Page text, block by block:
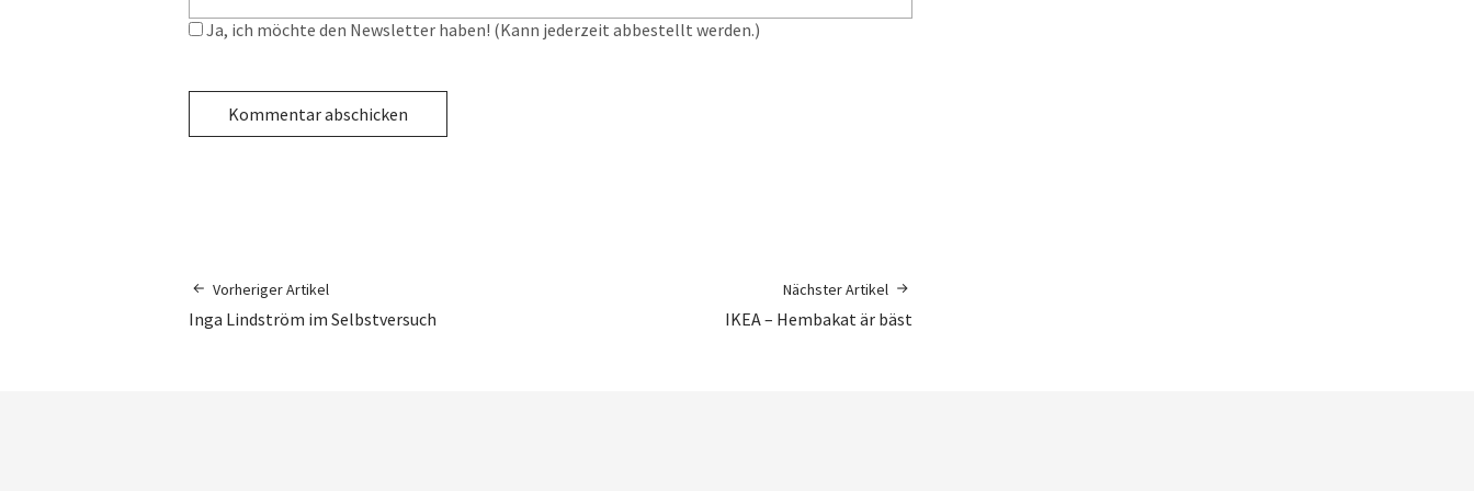
Ja, ich möchte den Newsletter haben! (Kann jederzeit abbestellt werden.)
Vorheriger Artikel
Inga Lindström im Selbstversuch
Nächster Artikel
IKEA – Hembakat är bäst